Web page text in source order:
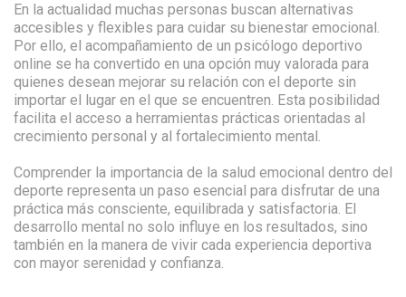
En la actualidad muchas personas buscan alternativas
accesibles y flexibles para cuidar su bienestar emocional.
Por ello, el acompañamiento de un psicólogo deportivo
online se ha convertido en una opción muy valorada para
quienes desean mejorar su relación con el deporte sin
importar el lugar en el que se encuentren. Esta posibilidad
facilita el acceso a herramientas prácticas orientadas al
crecimiento personal y al fortalecimiento mental.
Comprender la importancia de la salud emocional dentro del
deporte representa un paso esencial para disfrutar de una
práctica más consciente, equilibrada y satisfactoria. El
desarrollo mental no solo influye en los resultados, sino
también en la manera de vivir cada experiencia deportiva
con mayor serenidad y confianza.